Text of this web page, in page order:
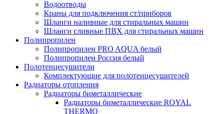
Водоотводы
Краны для подключения ст/приборов
Шланги наливные для стиральных машин
Шланги сливные ПВХ для стиральных машин
Полипропилен
Полипропилен PRO AQUA белый
Полипропилен Россия белый
Полотенцесушители
Комплектующие для полотенцесушителей
Радиаторы отопления
Радиаторы биметаллические
Радиаторы биметаллические ROYAL
THERMO